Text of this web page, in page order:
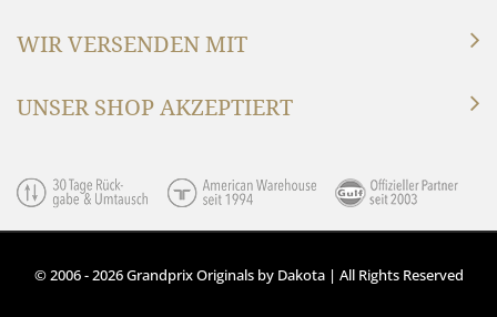
WIR VERSENDEN MIT
UNSER SHOP AKZEPTIERT
© 2006 - 2026 Grandprix Originals by Dakota | All Rights Reserved